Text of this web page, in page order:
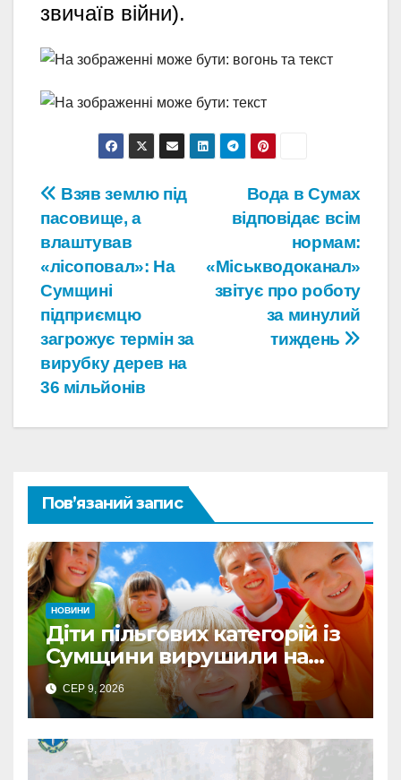
звичаїв війни).
Навігація
записів
Вода в Сумах
відповідає всім
нормам:
«Міськводоканал»
звітує про роботу
за минулий
тиждень
Взяв землю під
пасовище, а
влаштував
«лісоповал»: На
Сумщині
підприємцю
загрожує термін за
вирубку дерев на
36 мільйонів
Пов’язаний запис
НОВИНИ
Діти пільгових категорій із
Сумщини вирушили на
оздоровлення до Польщі
СЕР 9, 2026